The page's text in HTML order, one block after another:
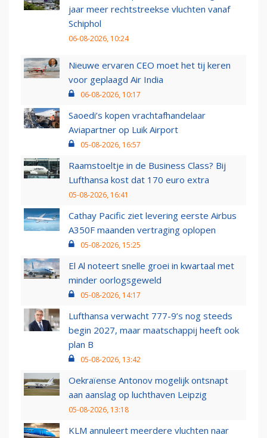
jaar meer rechtstreekse vluchten vanaf
Schiphol
06-08-2026, 10:24
Nieuwe ervaren CEO moet het tij keren
voor geplaagd Air India
06-08-2026, 10:17
Saoedi’s kopen vrachtafhandelaar
Aviapartner op Luik Airport
05-08-2026, 16:57
Raamstoeltje in de Business Class? Bij
Lufthansa kost dat 170 euro extra
05-08-2026, 16:41
Cathay Pacific ziet levering eerste Airbus
A350F maanden vertraging oplopen
05-08-2026, 15:25
El Al noteert snelle groei in kwartaal met
minder oorlogsgeweld
05-08-2026, 14:17
Lufthansa verwacht 777-9’s nog steeds
begin 2027, maar maatschappij heeft ook
plan B
05-08-2026, 13:42
Oekraïense Antonov mogelijk ontsnapt
aan aanslag op luchthaven Leipzig
05-08-2026, 13:18
KLM annuleert meerdere vluchten naar